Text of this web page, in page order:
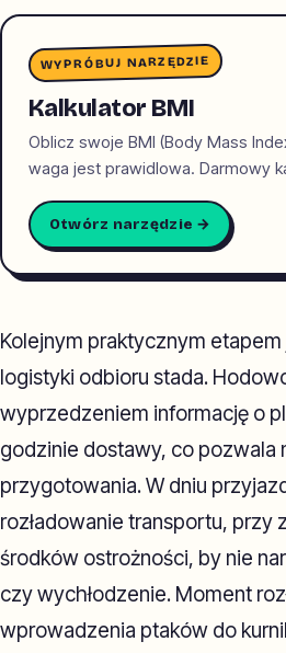
WYPRÓBUJ NARZĘDZIE
Kalkulator BMI
Oblicz swoje BMI (Body Mass
waga jest prawidlowa. Darmowy
Otwórz narzędzie →
Kolejnym praktycznym
logistyki odbioru stada.
wyprzedzeniem informację o
godzinie dostawy, co pozwala
przygotowania. W dniu
rozładowanie transportu, przy
środków ostrożności, by nie
czy wychłodzenie. Moment
wprowadzenia ptaków do